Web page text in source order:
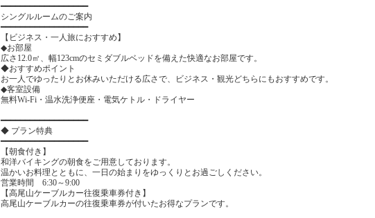
━━━━━━━━━━━━━━━━━━
シングルルームのご案内
━━━━━━━━━━━━━━━━━━
【ビジネス・一人旅におすすめ】
◆お部屋
広さ12.0㎡、幅123cmのセミダブルベッドを備えた快適なお部屋です。
◆おすすめポイント
お一人でゆったりとお休みいただける広さで、ビジネス・観光どちらにもおすすめです。
◆客室設備
無料Wi-Fi・温水洗浄便座・電気ケトル・ドライヤー
━━━━━━━━━━━━━━━━━━
◆ プラン特典
━━━━━━━━━━━━━━━━━━
【朝食付き】
和洋バイキングの朝食をご用意しております。
温かいお料理とともに、一日の始まりをゆっくりとお過ごしください。
営業時間 6:30～9:00
【高尾山ケーブルカー往復乗車券付き】
高尾山ケーブルカーの往復乗車券が付いたお得なプランです。